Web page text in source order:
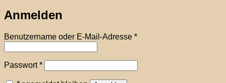
Anmelden
Benutzername oder E-Mail-Adresse *Erforderlich
Passwort*Erforderlich